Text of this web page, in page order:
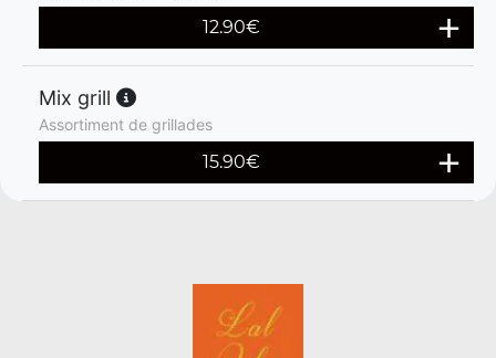
12.90€
Mix grill
Assortiment de grillades
15.90€